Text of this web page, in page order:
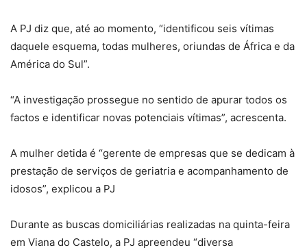
A PJ diz que, até ao momento, “identificou seis vítimas
daquele esquema, todas mulheres, oriundas de África e da
América do Sul”.
“A investigação prossegue no sentido de apurar todos os
factos e identificar novas potenciais vítimas”, acrescenta.
A mulher detida é “gerente de empresas que se dedicam à
prestação de serviços de geriatria e acompanhamento de
idosos”, explicou a PJ
Durante as buscas domiciliárias realizadas na quinta-feira
em Viana do Castelo, a PJ apreendeu “diversa